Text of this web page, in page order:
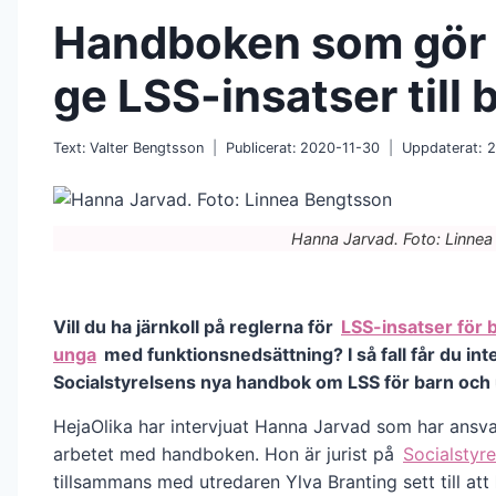
Handboken som
ge LSS-insatser till
Text: Valter Bengtsson Publicerat: 2020-11-30 Uppdaterat:
Hanna Jarvad. Foto:
Vill du ha järnkoll på reglerna för LSS-insatser för
unga med funktionsnedsättning? I så fall får du
Socialstyrelsens nya handbok om LSS för barn och
HejaOlika har intervjuat Hanna Jarvad som har
arbetet med handboken. Hon är jurist på
tillsammans med utredaren Ylva Branting sett till att